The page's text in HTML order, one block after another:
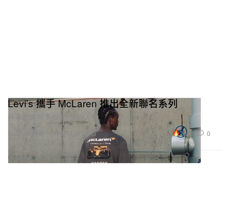
Levi’s 攜手 McLaren 推出全新聯名系列
丹寧套裝與 T-Shirt 值得入手。
2024年10月15日 22.0K 0